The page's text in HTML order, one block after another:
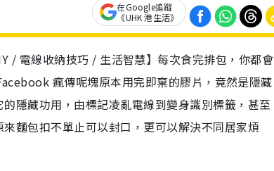
在Google追蹤
《UHK 港生活》
/ 電線收納技巧 / 生活智慧】每次食完排包，你都會
瘋傳呢塊原本用完即棄的膠片，竟然是隱藏
隱藏功用，由標記凌亂電線到變身識別標籤，甚至
麵包扣不單止可以封口，更可以解決不同居家煩